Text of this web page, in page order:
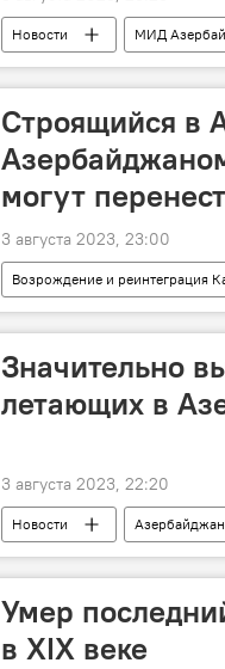
Новости МИД
Турция
Строящийся в
могут
3 августа 2023, 23:00
Возрождение и реинтеграция
Нахчыванская Автономная
Значительно
летающих в
3 августа 2023, 22:20
Новости Азербайджан
Умер
в XIX веке